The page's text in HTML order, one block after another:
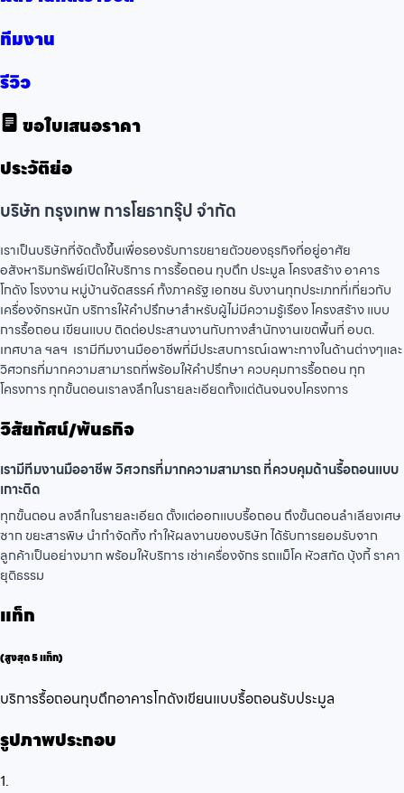
ทีมงาน
รีวิว
ขอใบเสนอราคา
ประวัติย่อ
บริษัท กรุงเทพ การโยธากรุ๊ป จำกัด
เราเป็นบริษัทที่จัดตั้งขึ้นเพื่อรองรับการขยายตัวของธุรกิจที่อยู่อาศัย
อสังหาริมทรัพย์เปิดให้บริการ การรื้อถอน ทุบตึก ประมูล โครงสร้าง อาคาร
โกดัง โรงงาน หมู่บ้านจัดสรรค์ ทั้งภาครัฐ เอกชน รับงานทุกประเภทที่เกี่ยวกับ
เครื่องจักรหนัก บริการให้คำปรึกษาสำหรับผู้ไม่มีความรู้เรือง โครงสร้าง แบบ
การรื้อถอน เขียนแบบ ติดต่อประสานงานกับทางสำนักงานเขตพื้นที่ อบต.
เทศบาล ฯลฯ เรามีทีมงานมืออาชีพที่มีประสบการณ์เฉพาะทางในด้านต่างๆและ
วิศวกรที่มากความสามารถที่พร้อมให้คำปรึกษา ควบคุมการรื้อถอน ทุก
โครงการ ทุกขั้นตอนเราลงลึกในรายละเอียดทั้งแต่ต้นจนจบโครงการ
วิสัยทัศน์/พันธกิจ
เรามีทีมงานมืออาชีพ วิศวกรที่มากความสามารถ ที่ควบคุมด้านรื้อถอนแบบ
เกาะติด
ทุกขั้นตอน ลงลึกในรายละเอียด ตั้งแต่ออกแบบรื้อถอน ถึงขั้นตอนลำเลียงเศษ
ซาก ขยะสารพิษ นำกำจัดทิ้ง ทำให้ผลงานของบริษัท ได้รับการยอมรับจาก
ลูกค้าเป็นอย่างมาก พร้อมให้บริการ เช่าเครื่องจักร รถแม็โค หัวสกัด บุ้งกี้ ราคา
ยุติธรรม
แท็ก
(สูงสุด 5 แท็ก)
บริการรื้อถอนทุบตึกอาคารโกดังเขียนแบบรื้อถอนรับประมูล
รูปภาพประกอบ
1.